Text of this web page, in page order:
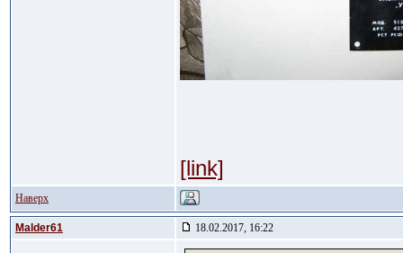
[link]
Наверх
Malder61 18.02.2017, 16:22